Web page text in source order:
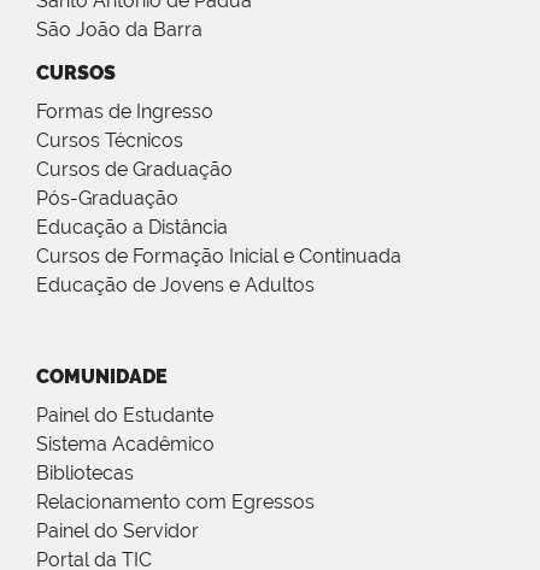
São João da Barra
CURSOS
Formas de Ingresso
Cursos Técnicos
Cursos de Graduação
Pós-Graduação
Educação a Distância
Cursos de Formação Inicial e Continuada
Educação de Jovens e Adultos
COMUNIDADE
Painel do Estudante
Sistema Acadêmico
Bibliotecas
Relacionamento com Egressos
Painel do Servidor
Portal da TIC